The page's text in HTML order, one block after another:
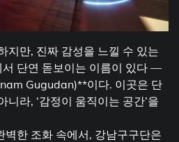
지만, 진짜 감성을 느낄 수 있는
서 단연 돋보이는 이름이 있다 —
Gugudan)**이다. 이곳은 단
니라, ‘감정이 움직이는 공간’을
벽한 조화 속에서, 강남구구단은